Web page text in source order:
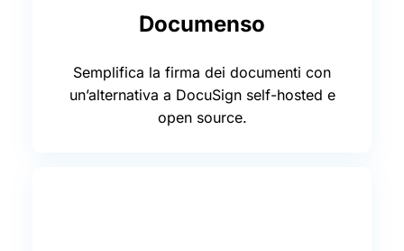
Documenso
Semplifica la firma dei documenti con
un’alternativa a DocuSign self-hosted e
open source.